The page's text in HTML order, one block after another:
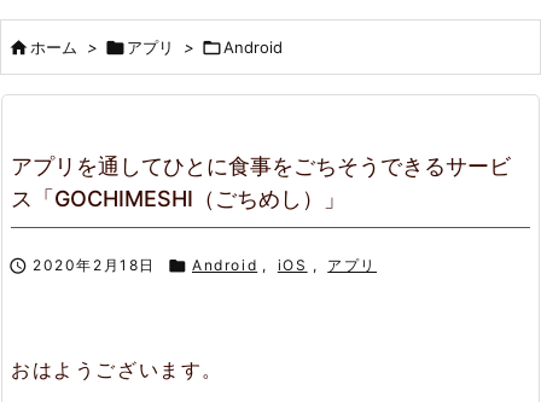
ホーム > アプリ > Android
アプリを通してひとに食事をごちそうできるサービ
ス「GOCHIMESHI（ごちめし）」
 2020年2月18日  Android , iOS , アプリ
おはようございます。